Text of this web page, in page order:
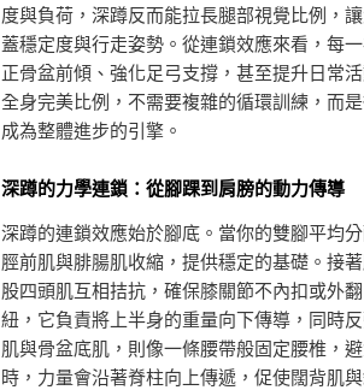
度與負荷，深蹲反而能拉長腿部視覺比例，
蓋穩定度與行走姿勢。從連鎖效應來看，每
正骨盆前傾、強化足弓支撐，甚至提升日常
全身完美比例，不需要複雜的循環訓練，而
成為整體進步的引擎。
深蹲的力學連鎖：從腳踝到肩膀的動力傳導
深蹲的連鎖效應始於腳底。當你的雙腳平均
脛前肌與腓腸肌收縮，提供穩定的基礎。接
股四頭肌互相拮抗，確保膝關節不內扣或外
紐，它負責將上半身的重量向下傳導，同時
肌與骨盆底肌，則像一條腰帶般固定腰椎，
時，力量會沿著脊柱向上傳遞，促使闊背肌